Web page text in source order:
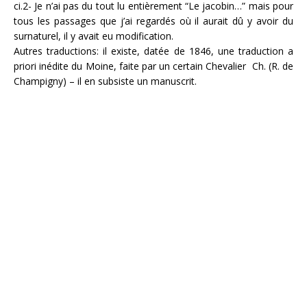
ci.2- Je n’ai pas du tout lu entièrement “Le jacobin…” mais pour
tous les passages que j’ai regardés où il aurait dû y avoir du
surnaturel, il y avait eu modification.
Autres traductions: il existe, datée de 1846, une traduction a
priori inédite du Moine, faite par un certain Chevalier Ch. (R. de
Champigny) – il en subsiste un manuscrit.